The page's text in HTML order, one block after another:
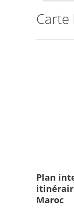
Plan
Maroc